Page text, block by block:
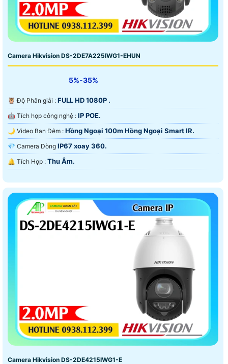
Camera Hikvision DS-2DE7A225IWG1-EHUN
5%-35%
🦉 Độ Phân giải : FULL HD 1080P .
🤖️ Tích hợp công nghệ : IP POE.
🌙 Video Ban Đêm : Hồng Ngoại 100m Hồng Ngoại Smart IR.
💎 Camera Dòng IP67 xoay 360.
️🔔 Tích Hợp : Thu Âm.
Camera Hikvision DS-2DE4215IWG1-E